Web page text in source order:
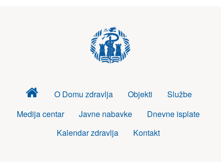
Dom
zdravlja
O Domu zdravlja Objekti
Službe
Medija centar
Javne nabavke
Dnevne isplate
Kalendar zdravlja
Kontakt